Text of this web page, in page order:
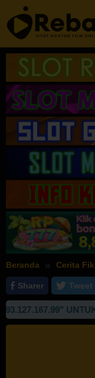
Loncat
ke
konten
Beranda Cerita
Sharer Tweet
UNTUK